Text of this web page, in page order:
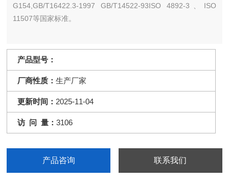
G154,GB/T16422.3-1997 GB/T14522-93ISO 4892-3、ISO
11507等国家标准。
产品型号：
厂商性质：生产厂家
更新时间： 2025-11-04
访 问 量：3106
产品咨询 联系我们